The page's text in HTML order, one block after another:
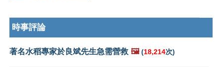
時事評論
著名水稻專家於良斌先生急需營救 🖼️ (18,214次)